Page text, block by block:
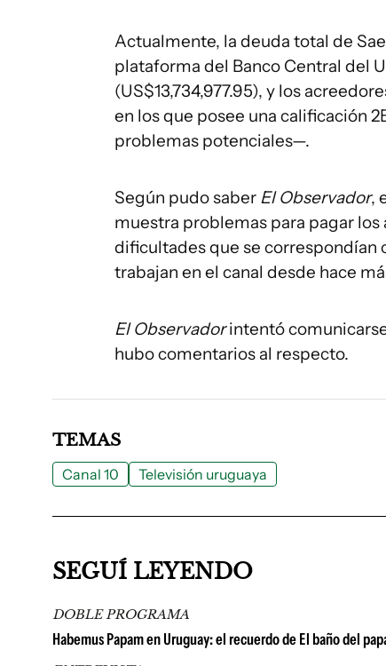
Actualmente, la deuda total de
plataforma del Banco Central del
(US$13,734,977.95), y los
en los que posee una calificación
problemas potenciales—.
Según pudo saber El Observador,
muestra problemas para pagar
dificultades que se correspondían
trabajan en el canal desde hace
El Observadorintentó
hubo comentarios al respecto.
TEMAS
Canal 10 Televisión uruguaya
SEGUÍ LEYENDO
DOBLE PROGRAMA
Habemus Papam en Uruguay: el recuerdo de El baño del